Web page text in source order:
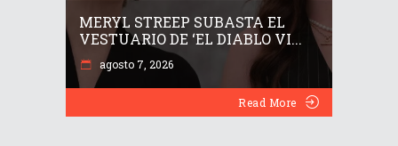
MERYL STREEP SUBASTA EL
VESTUARIO DE ‘EL DIABLO VI...
agosto 7, 2026
Read More